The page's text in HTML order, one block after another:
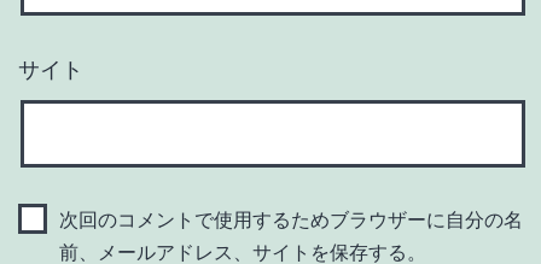
サイト
次回のコメントで使用するためブラウザーに自分の名
前、メールアドレス、サイトを保存する。